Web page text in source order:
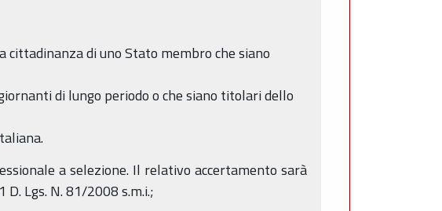
di uno Stato membro che siano
di lungo periodo o che siano titolari dello
a selezione. Il relativo accertamento sarà
Lgs. N. 81/2008 s.m.i.;